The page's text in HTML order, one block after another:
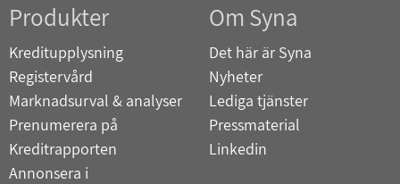
Produkter
Kreditupplysning
Registervård
Marknadsurval & analyser
Prenumerera på
Kreditrapporten
Annonsera i
Om Syna
Det här är Syna
Nyheter
Lediga tjänster
Pressmaterial
Linkedin